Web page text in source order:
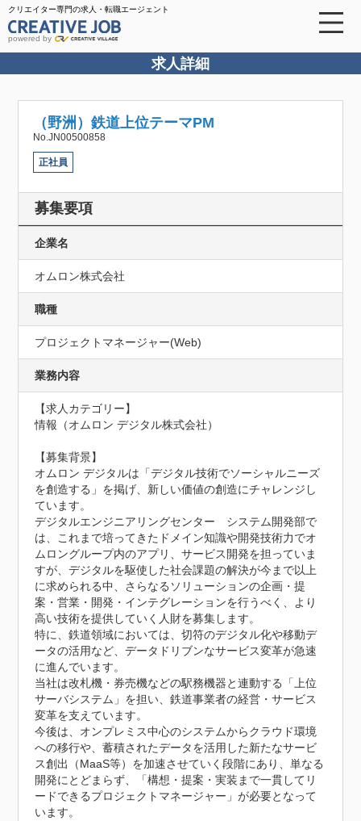
クリエイター専門の求人・転職エージェント
powered by
求人詳細
（野洲）鉄道上位テーマPM
No.JN00500858
正社員
募集要項
企業名
オムロン株式会社
職種
プロジェクトマネージャー(Web)
業務内容
【求人カテゴリー】
情報（オムロン デジタル株式会社）
【募集背景】
オムロン デジタルは「デジタル技術でソーシャルニーズ
を創造する」を掲げ、新しい価値の創造にチャレンジし
ています。
デジタルエンジニアリングセンター　システム開発部で
は、これまで培ってきたドメイン知識や開発技術力でオ
ムロングループ内のアプリ、サービス開発を担っていま
すが、デジタルを駆使した社会課題の解決が今まで以上
に求められる中、さらなるソリューションの企画・提
案・営業・開発・インテグレーションを行うべく、より
高い技術を提供していく人財を募集します。
特に、鉄道領域においては、切符のデジタル化や移動デ
ータの活用など、データドリブンなサービス変革が急速
に進んでいます。
当社は改札機・券売機などの駅務機器と連動する「上位
サーバシステム」を担い、鉄道事業者の経営・サービス
変革を支えています。
今後は、オンプレミス中心のシステムからクラウド環境
への移行や、蓄積されたデータを活用した新たなサービ
ス創出（MaaS等）を加速させていく段階にあり、単なる
開発にとどまらず、「構想・提案・実装まで一貫してリ
ードできるプロジェクトマネージャー」が必要となって
います。